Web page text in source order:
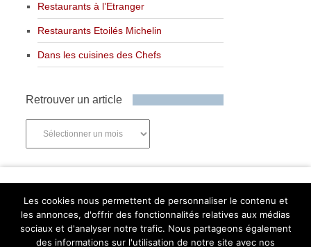
Restaurants à l’Etranger
Restaurants Etoilés Michelin
Dans les cuisines des Chefs
Retrouver un article
Les cookies nous permettent de personnaliser le contenu et
les annonces, d'offrir des fonctionnalités relatives aux médias
sociaux et d'analyser notre trafic. Nous partageons également
des informations sur l'utilisation de notre site avec nos